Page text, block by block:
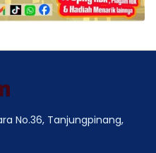
No.36, Tanjungpinang,